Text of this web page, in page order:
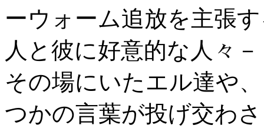
ーウォーム追放を主張
人と彼に好意的な人々－
その場にいたエル達や
つかの言葉が投げ交わさ